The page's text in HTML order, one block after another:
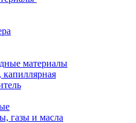
материалы
капиллярная
газы и масла